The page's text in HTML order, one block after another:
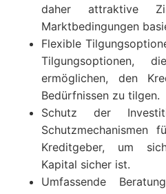
daher attraktive
Marktbedingungen
Flexible
Tilgungsoptionen,
ermöglichen, den
Bedürfnissen zu tilgen.
Schutz der
Schutzmechanismen
Kreditgeber, um
Kapital sicher ist.
Umfassende